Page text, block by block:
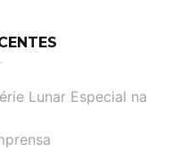
Lunar Especial na